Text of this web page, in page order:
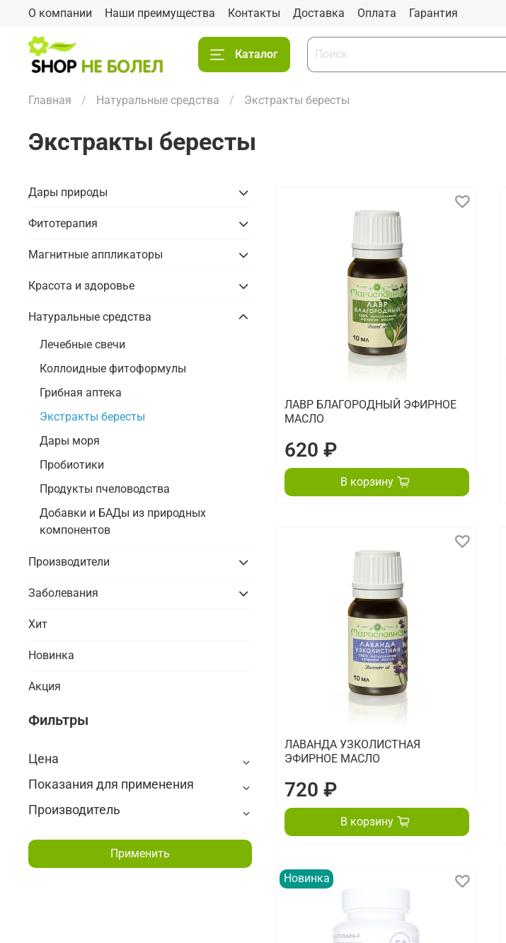
О компании Наши преимущества Контакты Доставка Оплата Гарантия
Каталог
Главная Натуральные средства Экстракты бересты
Экстракты бересты
ЛАВР БЛАГОРОДНЫЙ ЭФИРНОЕ
МАСЛО
620 ₽
В корзину
ЛАВАНДА УЗКОЛИСТНАЯ
ЭФИРНОЕ МАСЛО
720 ₽
В корзину
Новинка
Дары природы
Фитотерапия
Магнитные аппликаторы
Красота и здоровье
Натуральные средства
Лечебные свечи
Коллоидные фитоформулы
Грибная аптека
Экстракты бересты
Дары моря
Пробиотики
Продукты пчеловодства
Добавки и БАДы из природных
компонентов
Производители
Заболевания
Хит
Новинка
Акция
Фильтры
Цена
Показания для применения
Производитель
Применить